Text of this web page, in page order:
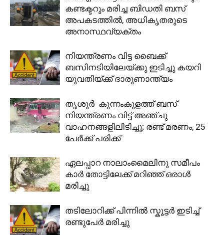
കണ്ടക്ടറും മരിച്ച ബിഡതി ബസ്
അപകടത്തിൽ, അധികൃതരുടെ
അനാസ്ഥവ്യക്തം
നിയന്ത്രണം വിട്ട ബൈക്ക്
ബസിനടിയിലേയ്ക്കു ഇടിച്ചു കയറി
യുവതിയ്ക്ക് ദാരുണാന്ത്യം
തൃശൂർ കുന്നംകുളത്ത് ബസ്
നിയന്ത്രണം വിട്ട് അഞ്ചു
വാഹനങ്ങളിലിടിച്ചു; രണ്ട് മരണം, 25
പേർക്ക് പരിക്ക്
ഏലപ്പാറ നാലാംമൈലിനു സമീപം
കാര്‍ തോട്ടിലേക്ക് മറിഞ്ഞ് ഒരാള്‍
മരിച്ചു
തടിലോറിക്ക് പിന്നിൽ സ്കൂട്ടർ ഇടിച്ച്
രണ്ടുപേർ മരിച്ചു